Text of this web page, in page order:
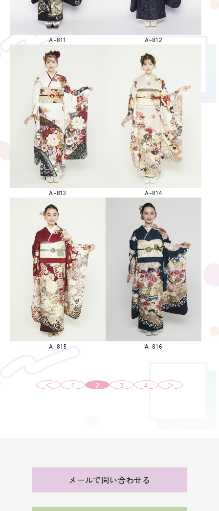
A-811 A-812
A-813 A-814
A-815 A-816
＜ 1 2 3 4 ＞
メールで問い合わせる